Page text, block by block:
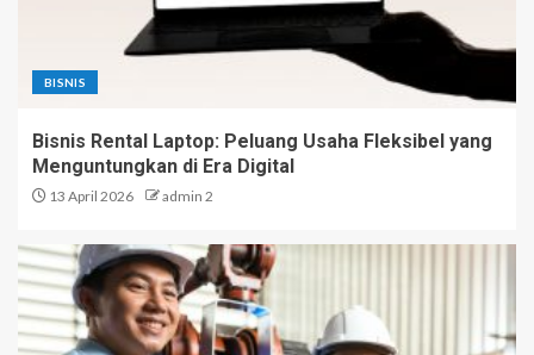
BISNIS
Bisnis Rental Laptop: Peluang Usaha Fleksibel yang
Menguntungkan di Era Digital
13 April 2026 admin 2